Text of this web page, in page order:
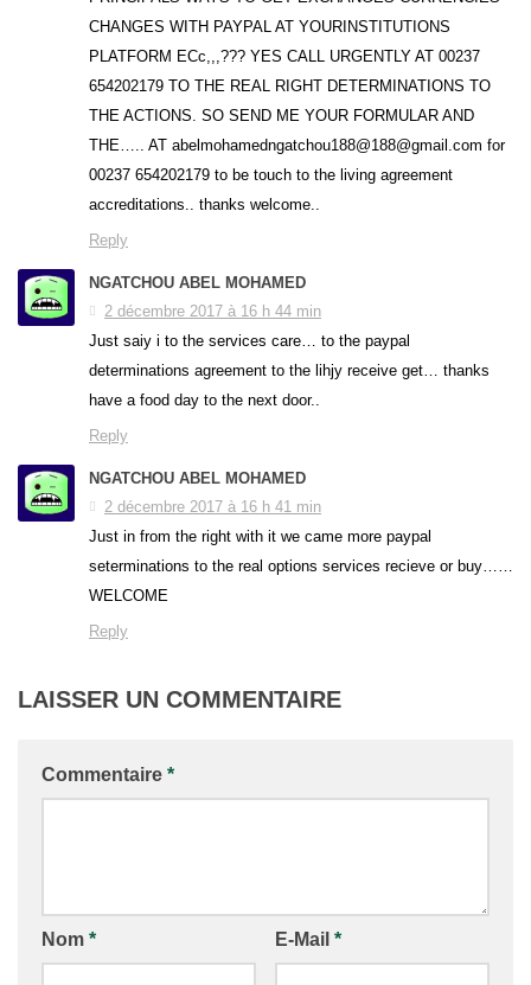
CHANGES WITH PAYPAL AT YOURINSTITUTIONS
PLATFORM ECc,,,??? YES CALL URGENTLY AT 00237
654202179 TO THE REAL RIGHT DETERMINATIONS TO
THE ACTIONS. SO SEND ME YOUR FORMULAR AND
THE….. AT abelmohamedngatchou188@188@gmail.com for
00237 654202179 to be touch to the living agreement
accreditations.. thanks welcome..
Reply
NGATCHOU ABEL MOHAMED
2 décembre 2017 à 16 h 44 min
Just saiy i to the services care… to the paypal
determinations agreement to the lihjy receive get… thanks
have a food day to the next door..
Reply
NGATCHOU ABEL MOHAMED
2 décembre 2017 à 16 h 41 min
Just in from the right with it we came more paypal
seterminations to the real options services recieve or buy……
WELCOME
Reply
LAISSER UN COMMENTAIRE
Commentaire *
Nom * E-Mail *